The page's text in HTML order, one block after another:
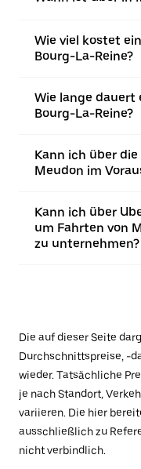
Wie viel kostet
Bourg-La-Reine?
Wie lange dauert
Bourg-La-Reine?
Kann ich über
Meudon im
Kann ich über
um Fahrten von
zu unternehmen?
Die auf dieser Seite
Durchschnittspreise, -
wieder. Tatsächliche
je nach Standort,
variieren. Die hier
ausschließlich zu
nicht verbindlich.